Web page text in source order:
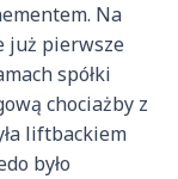
Na
już pierwsze
spółki
chociażby z
liftbackiem
było